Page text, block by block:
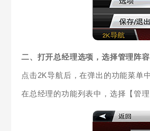
二、打开总经理选项，选择管理阵
点击2K导航后，在弹出的功能菜单
在总经理的功能列表中，选择【管